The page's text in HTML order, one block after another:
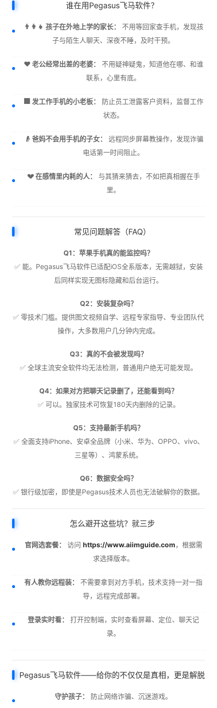
谁在用Pegasus飞马软件？
👨‍👩‍👧 孩子在外地上学的家长：
不用等回家查手机，发现孩
子与陌生人聊天、深夜不睡，及时干预。
❤️ 老公经常出差的老婆：
不用疑神疑鬼，知道他在哪、和谁
联系，心里有底。
🏢 发工作手机的小老板：
防止员工泄露客户资料，监督工作
状态。
👴 爸妈不会用手机的子女：
远程同步屏幕教操作，发现诈骗
电话第一时间阻止。
💔 在感情里内耗的人：
与其猜来猜去，不如把真相握在手
里。
常见问题解答（FAQ）
Q1：苹果手机真的能监控吗？
✅ 能。Pegasus飞马软件已适配iOS全系版本，无需越狱，安装
后同样实现无图标隐藏和后台运行。
Q2：安装复杂吗？
✅ 零技术门槛。提供图文视频自学、远程专家指导、专业团队代
操作，大多数用户几分钟内完成。
Q3：真的不会被发现吗？
✅ 全球主流安全软件均无法检测，普通用户绝无可能发现。
Q4：如果对方把聊天记录删了，还能看到吗？
✅ 可以。独家技术可恢复180天内删除的记录。
Q5：支持最新手机吗？
✅ 全面支持iPhone、安卓全品牌（小米、华为、OPPO、vivo、
三星等）、鸿蒙系统。
Q6：数据安全吗？
✅ 银行级加密，即使是Pegasus技术人员也无法破解你的数据。
怎么避开这些坑？就三步
官网选套餐： 访问 https://www.aiimguide.com，根据需
求选择版本。
有人教你远程装：
不需要拿到对方手机，技术支持一对一指
导，远程完成部署。
登录实时看：
打开控制端，实时查看屏幕、定位、聊天记
录。
Pegasus飞马软件——给你的不仅仅是真相，更是解脱
守护孩子： 防止网络诈骗、沉迷游戏。